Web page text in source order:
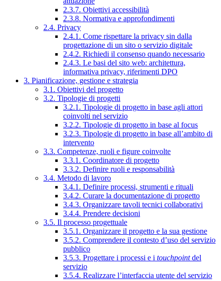
2.3.7. Obiettivi accessibilità
2.3.8. Normativa e approfondimenti
2.4. Privacy
2.4.1. Come rispettare la privacy sin dalla
progettazione di un sito o servizio digitale
2.4.2. Richiedi il consenso quando necessario
2.4.3. Le basi del sito web: architettura,
informativa privacy, riferimenti DPO
3. Pianificazione, gestione e strategia
3.1. Obiettivi del progetto
3.2. Tipologie di progetti
3.2.1. Tipologie di progetto in base agli attori
coinvolti nel servizio
3.2.2. Tipologie di progetto in base al focus
3.2.3. Tipologie di progetto in base all’ambito di
intervento
3.3. Competenze, ruoli e figure coinvolte
3.3.1. Coordinatore di progetto
3.3.2. Definire ruoli e responsabilità
3.4. Metodo di lavoro
3.4.1. Definire processi, strumenti e rituali
3.4.2. Curare la documentazione di progetto
3.4.3. Organizzare tavoli tecnici collaborativi
3.4.4. Prendere decisioni
3.5. Il processo progettuale
3.5.1. Organizzare il progetto e la sua gestione
3.5.2. Comprendere il contesto d’uso del servizio
pubblico
3.5.3. Progettare i processi e i touchpointdel
servizio
3.5.4. Realizzare l’interfaccia utente del servizio